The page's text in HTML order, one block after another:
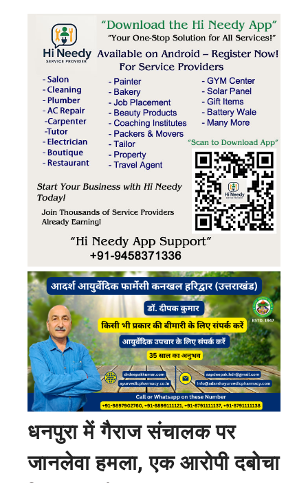
धनपुरा में गैराज संचालक पर
जानलेवा हमला, एक आरोपी दबोचा